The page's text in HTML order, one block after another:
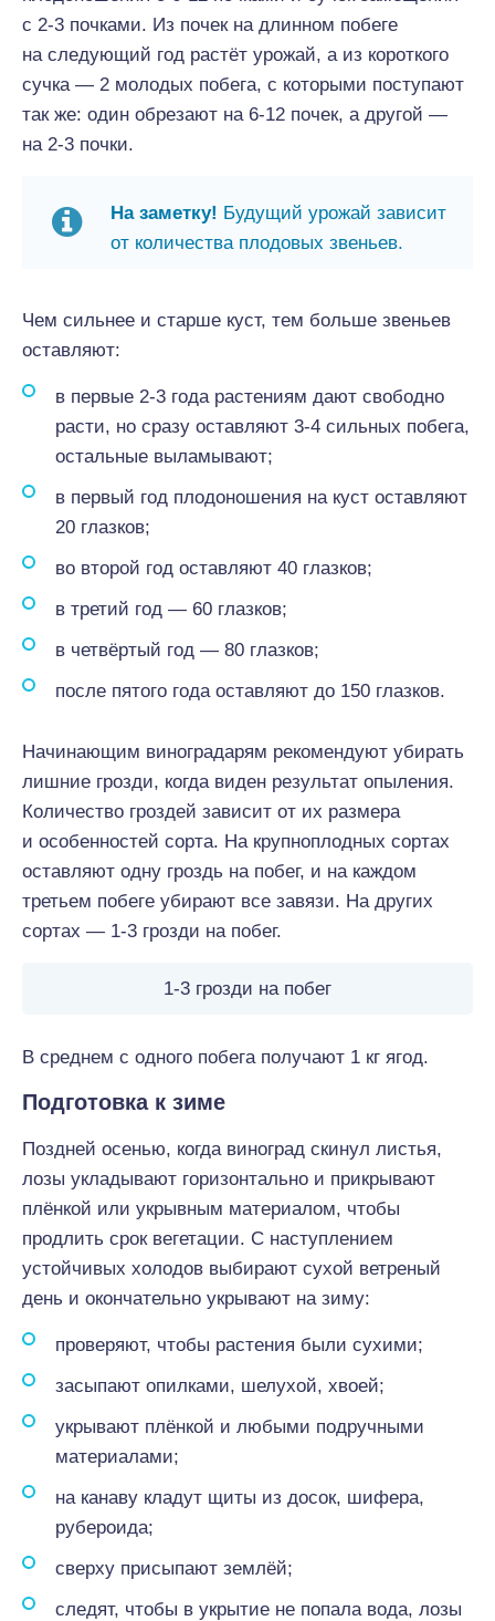
с 2-3 почками. Из почек на длинном побеге
на следующий год растёт урожай, а из короткого
сучка — 2 молодых побега, с которыми поступают
так же: один обрезают на 6-12 почек, а другой —
на 2-3 почки.
На заметку! Будущий урожай зависит
от количества плодовых звеньев.
Чем сильнее и старше куст, тем больше звеньев
оставляют:
в первые 2-3 года растениям дают свободно
расти, но сразу оставляют 3-4 сильных побега,
остальные выламывают;
в первый год плодоношения на куст оставляют
20 глазков;
во второй год оставляют 40 глазков;
в третий год — 60 глазков;
в четвёртый год — 80 глазков;
после пятого года оставляют до 150 глазков.
Начинающим виноградарям рекомендуют убирать
лишние грозди, когда виден результат опыления.
Количество гроздей зависит от их размера
и особенностей сорта. На крупноплодных сортах
оставляют одну гроздь на побег, и на каждом
третьем побеге убирают все завязи. На других
сортах — 1-3 грозди на побег.
1-3 грозди на побег
В среднем с одного побега получают 1 кг ягод.
Подготовка к зиме
Поздней осенью, когда виноград скинул листья,
лозы укладывают горизонтально и прикрывают
плёнкой или укрывным материалом, чтобы
продлить срок вегетации. С наступлением
устойчивых холодов выбирают сухой ветреный
день и окончательно укрывают на зиму:
проверяют, чтобы растения были сухими;
засыпают опилками, шелухой, хвоей;
укрывают плёнкой и любыми подручными
материалами;
на канаву кладут щиты из досок, шифера,
рубероида;
сверху присыпают землёй;
следят, чтобы в укрытие не попала вода, лозы